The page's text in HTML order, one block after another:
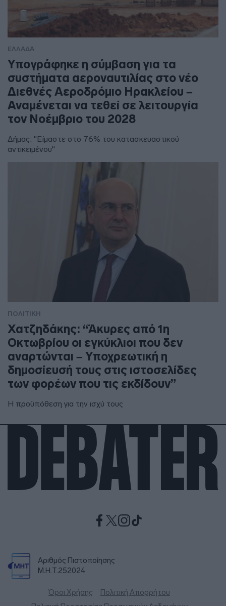
ΕΛΛΑΔΑ
Υπογράφηκε η σύμβαση για τα
συστήματα αεροναυτιλίας στο νέο
Διεθνές Αεροδρόμιο Ηρακλείου –
Αναμένεται να τεθεί σε λειτουργία
τον Νοέμβριο του 2028
Δήμας: "Είμαστε στο 76% του κατασκευαστικού
αντικειμένου"
ΠΟΛΙΤΙΚΗ
Χατζηδάκης: “Άκυρες από 1η
Οκτωβρίου οι εγκύκλιοι που δεν
αναρτώνται – Υποχρεωτική η
δημοσίευσή τους στις ιστοσελίδες
των φορέων που τις εκδίδουν”
Η προϋπόθεση για την ισχύ τους
Αριθμός Πιστοποίησης
Μ.Η.Τ.252024
Όροι Χρήσης
Πολιτική Απορρήτου